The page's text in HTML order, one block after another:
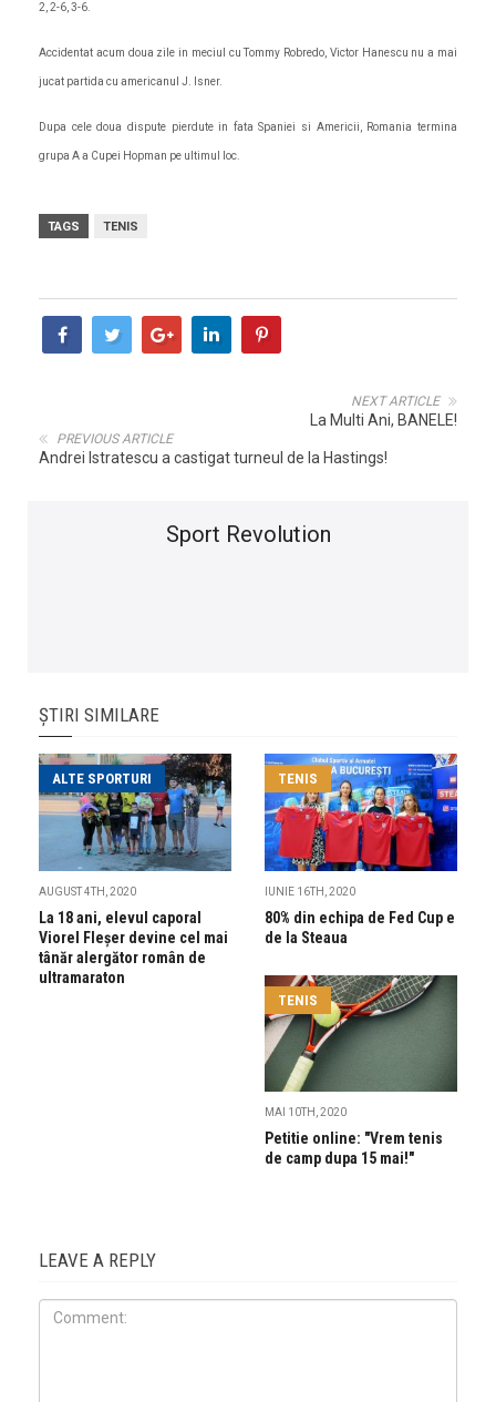
2, 2-6, 3-6.
Accidentat acum doua zile in meciul cu Tommy Robredo, Victor Hanescu nu a mai
jucat partida cu americanul J. Isner.
Dupa cele doua dispute pierdute in fata Spaniei si Americii, Romania termina
grupa A a Cupei Hopman pe ultimul loc.
TAGS TENIS
NEXT ARTICLE
La Multi Ani, BANELE!
PREVIOUS ARTICLE
Andrei Istratescu a castigat turneul de la Hastings!
Sport Revolution
ȘTIRI SIMILARE
ALTE SPORTURI
AUGUST 4TH, 2020
La 18 ani, elevul caporal
Viorel Fleșer devine cel mai
tânăr alergător român de
ultramaraton
TENIS
IUNIE 16TH, 2020
80% din echipa de Fed Cup e
de la Steaua
TENIS
MAI 10TH, 2020
Petitie online: "Vrem tenis
de camp dupa 15 mai!"
LEAVE A REPLY